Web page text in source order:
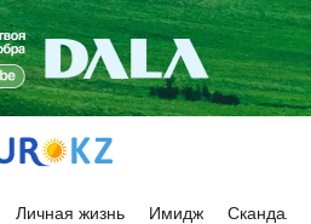
Личная жизнь Имидж Скандалы